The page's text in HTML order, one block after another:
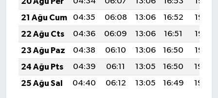
21 Ağu Cum
04:35 06:08 13:06 16:52
19:55
22 Ağu Cts
04:36 06:09 13:06 16:51
19:53
23 Ağu Paz
04:38 06:10 13:06 16:50
19:52
24 Ağu Pts
04:39 06:11 13:05 16:50
19:50
25 Ağu Sal
04:40 06:12 13:05 16:49 19:49